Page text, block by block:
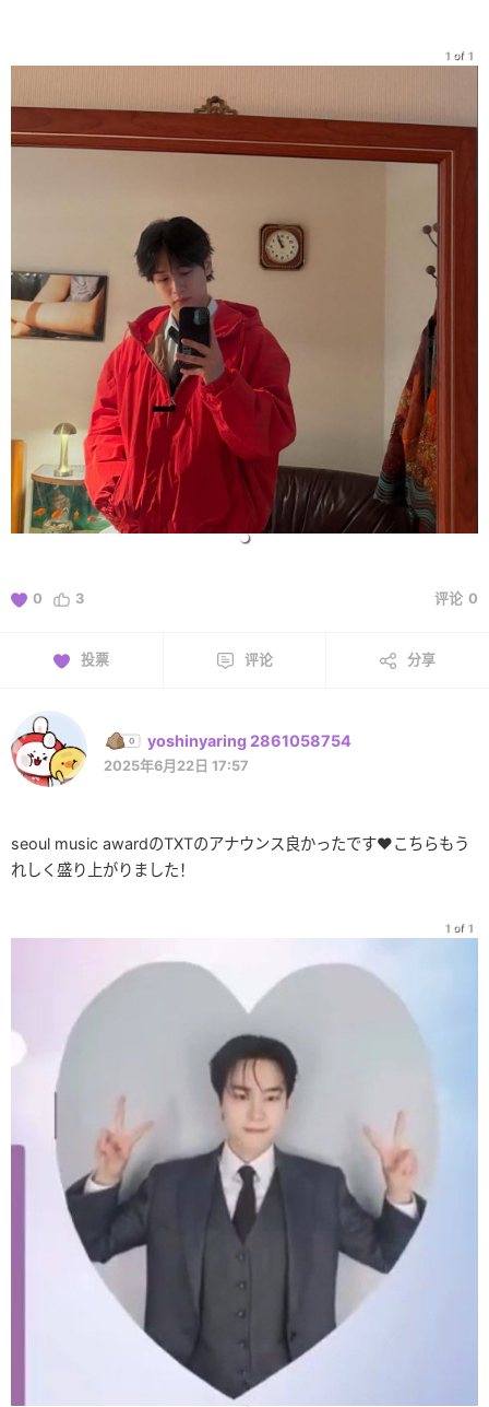
1 of 1
0 3 评论 0
投票 评论 分享
yoshinyaring 2861058754
2025年6月22日 17:57
seoul music awardのTXTのアナウンス良かったです❤こちらもう
れしく盛り上がりました！
1 of 1